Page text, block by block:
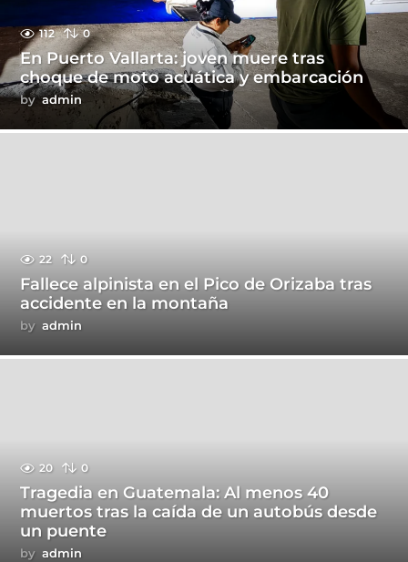
112 0
En Puerto Vallarta: joven muere tras
choque de moto acuática y embarcación
by admin
22 0
Fallece alpinista en el Pico de Orizaba tras
accidente en la montaña
by admin
20 0
Tragedia en Guatemala: Al menos 40
muertos tras la caída de un autobús desde
un puente
by admin